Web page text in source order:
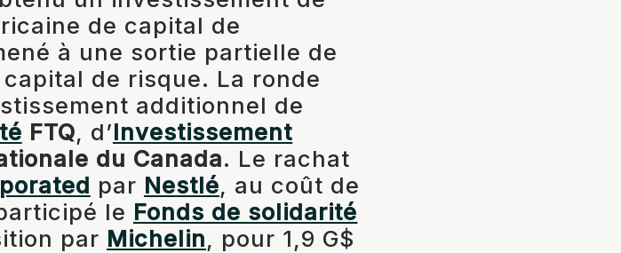
de capital de
à une sortie partielle de
de risque. La ronde
additionnel de
FTQ, d’Investissement
du Canada. Le rachat
par Nestlé, au coût de
le Fonds de solidarité
par Michelin, pour 1,9 G$